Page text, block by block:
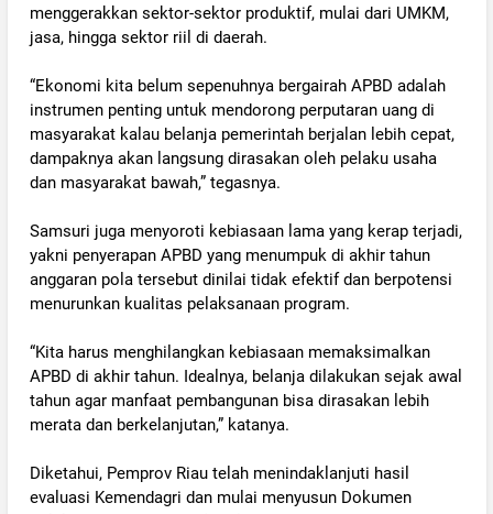
menggerakkan sektor-sektor produktif, mulai dari UMKM,
jasa, hingga sektor riil di daerah.
‎“Ekonomi kita belum sepenuhnya bergairah APBD adalah
instrumen penting untuk mendorong perputaran uang di
masyarakat kalau belanja pemerintah berjalan lebih cepat,
dampaknya akan langsung dirasakan oleh pelaku usaha
dan masyarakat bawah,” tegasnya.
‎Samsuri juga menyoroti kebiasaan lama yang kerap terjadi,
yakni penyerapan APBD yang menumpuk di akhir tahun
anggaran pola tersebut dinilai tidak efektif dan berpotensi
menurunkan kualitas pelaksanaan program.
‎“Kita harus menghilangkan kebiasaan memaksimalkan
APBD di akhir tahun. Idealnya, belanja dilakukan sejak awal
tahun agar manfaat pembangunan bisa dirasakan lebih
merata dan berkelanjutan,” katanya.
‎Diketahui, Pemprov Riau telah menindaklanjuti hasil
evaluasi Kemendagri dan mulai menyusun Dokumen